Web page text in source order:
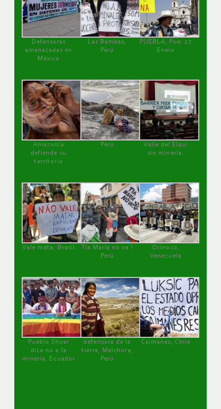
Defensoras
amenazadas en
México
Las Bambas,
Perú
PUEBLA, Pue, 27
Enero
Amazonía
defiende su
territorio
Perú
Valle del Elqui
sin minería.
Vale mata, Brasil
Tía María no va !
Perú
Orinoco,
Venezuela
Pueblo Shuar
dice no a la
minería, Ecuador
defensora de la
tierra, Melchora,
Perú
Caimanes, Chile